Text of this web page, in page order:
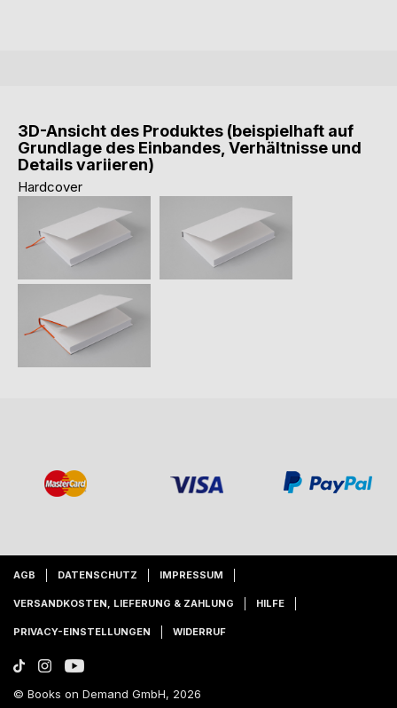
3D-Ansicht des Produktes (beispielhaft auf
Grundlage des Einbandes, Verhältnisse und
Details variieren)
Hardcover
AGB DATENSCHUTZ IMPRESSUM
VERSANDKOSTEN, LIEFERUNG & ZAHLUNG HILFE
PRIVACY-EINSTELLUNGEN WIDERRUF
© Books on Demand GmbH, 2026